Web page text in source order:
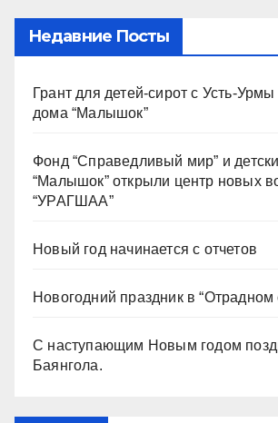
Недавние Посты
Грант для детей-сирот с Усть-Урмы
дома “Малышок”
Фонд “Справедливый мир” и
“Малышок” открыли центр новых
“УРАГШАА”
Новый год начинается с отчетов
Новогодний праздник в “Отрадном
С наступающим Новым годом
Баянгола.